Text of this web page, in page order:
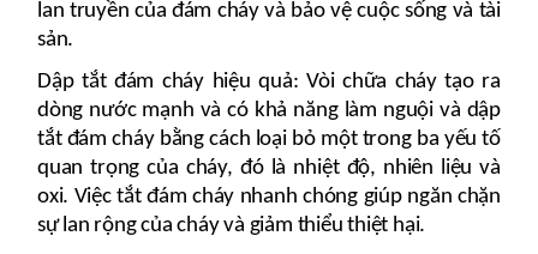
lan truyền của đám cháy và bảo vệ cuộc sống và tài
sản.
Dập tắt đám cháy hiệu quả: Vòi chữa cháy tạo ra
dòng nước mạnh và có khả năng làm nguội và dập
tắt đám cháy bằng cách loại bỏ một trong ba yếu tố
quan trọng của cháy, đó là nhiệt độ, nhiên liệu và
oxi. Việc tắt đám cháy nhanh chóng giúp ngăn chặn
sự lan rộng của cháy và giảm thiểu thiệt hại.